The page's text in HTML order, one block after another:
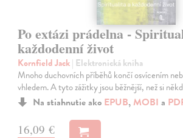
Po extázi prádelna -
každodenní život
Kornfield Jack| Elektronická kniha
Mnoho duchovních příběhů končí osvícením
vhledem. A tyto zážitky jsou běžnější, než si
Na stiahnutie ako EPUB, MOBI a
16,09 €